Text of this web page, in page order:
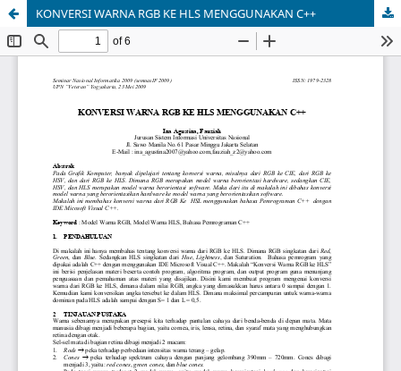
KONVERSI WARNA RGB KE HLS MENGGUNAKAN C++